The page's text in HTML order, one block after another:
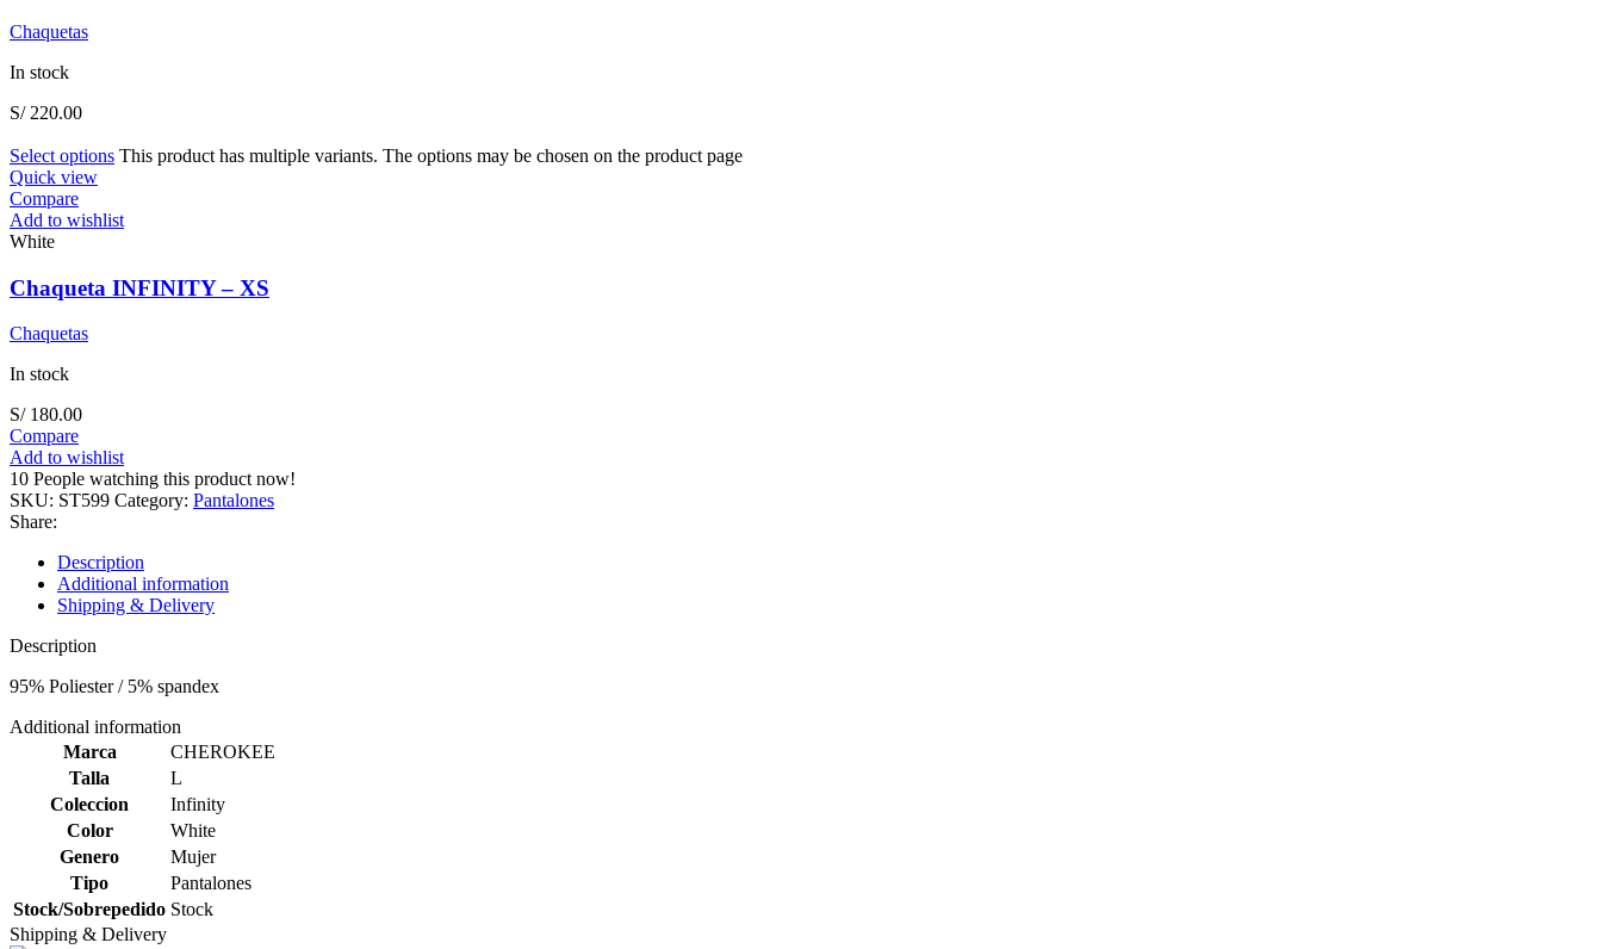
Chaquetas
In stock
S/220.00
Select options This product has multiple variants. The options may be chosen on the product page
Quick view
Compare
Add to wishlist
White
Chaqueta INFINITY – XS
Chaquetas
In stock
S/180.00
Compare
Add to wishlist
10 People watching this product now!
SKU: ST599 Category: Pantalones
Share:
Description
Additional information
Shipping & Delivery
Description
95% Poliester / 5% spandex
Additional information
Marca
CHEROKEE
Talla
L
Coleccion
Infinity
Color
White
Genero
Mujer
Tipo
Pantalones
Stock/Sobrepedido Stock
Shipping & Delivery